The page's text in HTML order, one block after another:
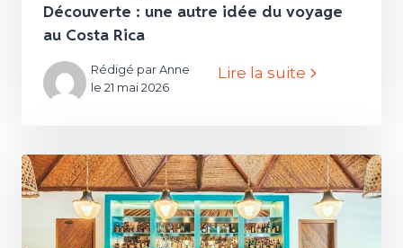
Découverte : une autre idée du voyage
au Costa Rica
Rédigé par Anne
le 21 mai 2026
Lire la suite